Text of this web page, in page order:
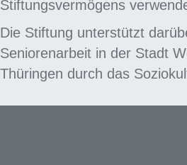
Stiftungsvermögens
Die Stiftung unterstützt
Seniorenarbeit in der Stadt
Thüringen durch das